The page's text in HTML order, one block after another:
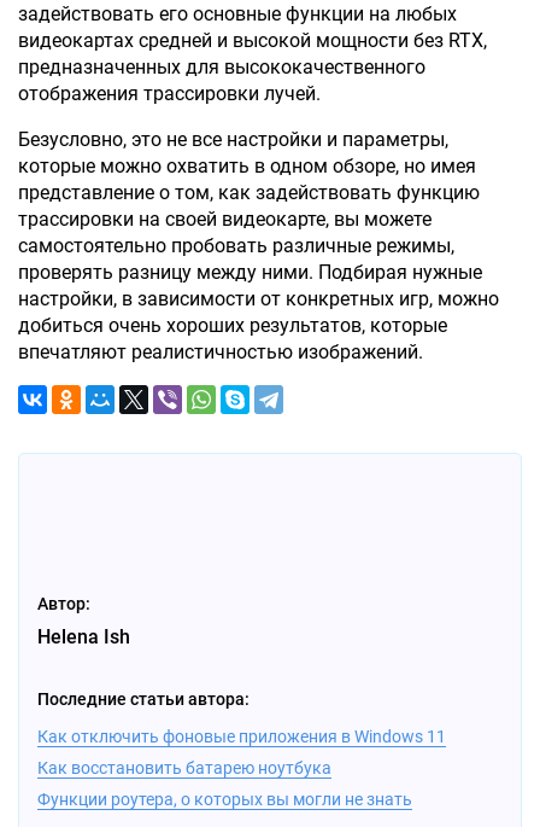
задействовать его основные функции на любых
видеокартах средней и высокой мощности без RTX,
предназначенных для высококачественного
отображения трассировки лучей.
Безусловно, это не все настройки и параметры,
которые можно охватить в одном обзоре, но имея
представление о том, как задействовать функцию
трассировки на своей видеокарте, вы можете
самостоятельно пробовать различные режимы,
проверять разницу между ними. Подбирая нужные
настройки, в зависимости от конкретных игр, можно
добиться очень хороших результатов, которые
впечатляют реалистичностью изображений.
Автор:
Helena Ish
Последние статьи автора:
Как отключить фоновые приложения в Windows 11
Как восстановить батарею ноутбука
Функции роутера, о которых вы могли не знать